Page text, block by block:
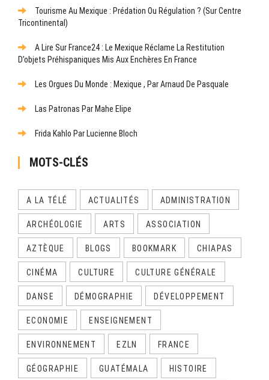
Tourisme Au Mexique : Prédation Ou Régulation ? (Sur Centre
Tricontinental)
A Lire Sur France24 : Le Mexique Réclame La Restitution
D’objets Préhispaniques Mis Aux Enchères En France
Les Orgues Du Monde : Mexique , Par Arnaud De Pasquale
Las Patronas Par Mahe Elipe
Frida Kahlo Par Lucienne Bloch
MOTS-CLÉS
A LA TÉLÉ ACTUALITÉS ADMINISTRATION
ARCHÉOLOGIE ARTS ASSOCIATION
AZTÈQUE BLOGS BOOKMARK CHIAPAS
CINÉMA CULTURE CULTURE GÉNÉRALE
DANSE DÉMOGRAPHIE DÉVELOPPEMENT
ECONOMIE ENSEIGNEMENT
ENVIRONNEMENT EZLN FRANCE
GÉOGRAPHIE GUATÉMALA HISTOIRE